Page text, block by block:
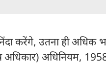
करेंगे, उतना ही
अधिकार) अधिनियम,